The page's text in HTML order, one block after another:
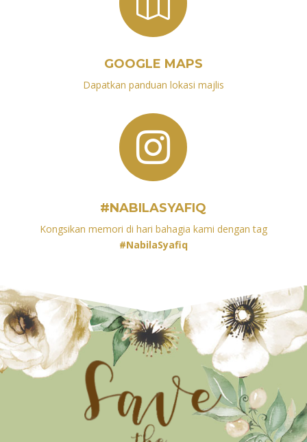
GOOGLE MAPS
Dapatkan panduan lokasi majlis

#NABILASYAFIQ
Kongsikan memori di hari bahagia kami dengan tag
#NabilaSyafiq